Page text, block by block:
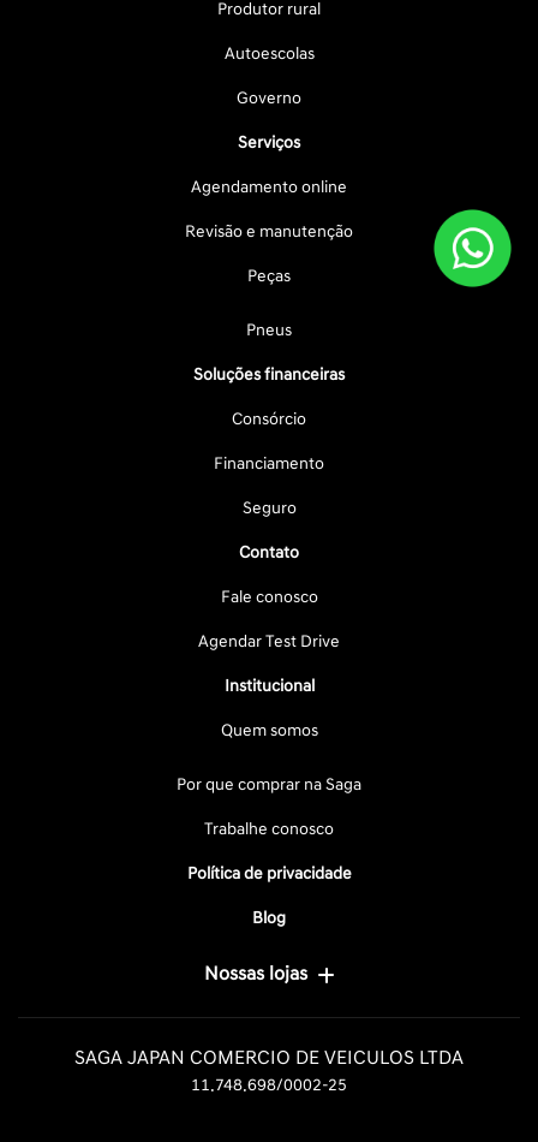
Produtor rural
Autoescolas
Governo
Serviços
Agendamento online
Revisão e manutenção
Peças
Pneus
Soluções financeiras
Consórcio
Financiamento
Seguro
Contato
Fale conosco
Agendar Test Drive
Institucional
Quem somos
Por que comprar na Saga
Trabalhe conosco
Política de privacidade
Blog
Nossas lojas
SAGA JAPAN COMERCIO DE VEICULOS LTDA
11.748.698/0002-25